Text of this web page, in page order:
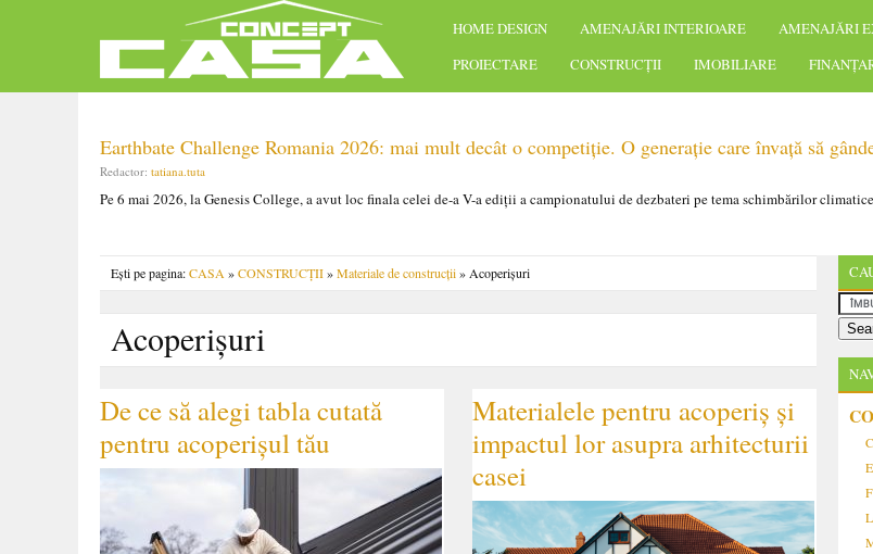
HOME DESIGN AMENAJĂRI INTERIOARE AMENAJĂRI
PROIECTARE
CONSTRUCȚII IMOBILIARE
Earthbate Challenge Romania 2026: mai mult decât o competiție. O generație care învață să
Redactor: tatiana.tuta
Pe 6 mai 2026, la Genesis College, a avut loc finala celei de-a V-a ediții a campionatului de dezbateri pe tema schimbărilor
Ești pe pagina:CASA »CONSTRUCȚII»Materiale de construcții» Acoperișuri
Acoperișuri
De ce să alegi tabla cutată
pentru acoperișul tău
Materialele pentru acoperiș și
impactul lor asupra arhitecturii
casei